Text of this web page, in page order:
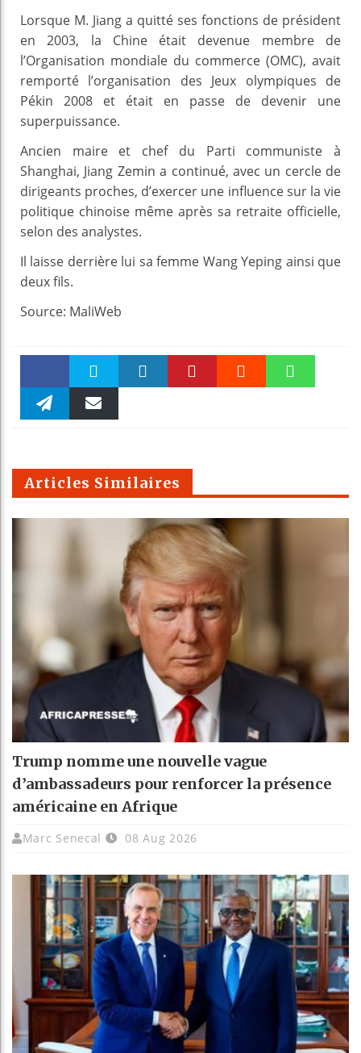
Lorsque M. Jiang a quitté ses fonctions de président
en 2003, la Chine était devenue membre de
l’Organisation mondiale du commerce (OMC), avait
remporté l’organisation des Jeux olympiques de
Pékin 2008 et était en passe de devenir une
superpuissance.
Ancien maire et chef du Parti communiste à
Shanghai, Jiang Zemin a continué, avec un cercle de
dirigeants proches, d’exercer une influence sur la vie
politique chinoise même après sa retraite officielle,
selon des analystes.
Il laisse derrière lui sa femme Wang Yeping ainsi que
deux fils.
Source: MaliWeb
Faceboo Twitter
m
Articles Similaires
Trump nomme une nouvelle vague
d’ambassadeurs pour renforcer la présence
américaine en Afrique
Marc Senecal 08 Aug 2026